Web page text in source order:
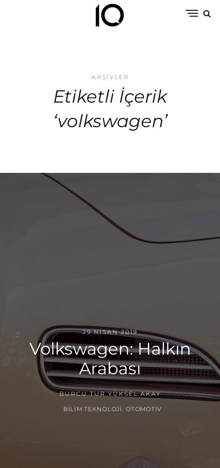
ARŞIVLER
Etiketli İçerik
‘volkswagen’
29 NISAN 2019
Volkswagen: Halkın
Arabası
BURCU TUR YÜKSEL AKAY
BILIM TEKNOLOJI ,OTOMOTIV